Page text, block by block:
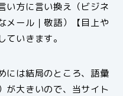
い方に言い換え（ビジネ
メール｜敬語）【目上や
ていきます。
には結局のところ、語彙
が大きいので、当サイト